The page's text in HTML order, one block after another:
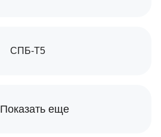
СПБ-Т5
Показать еще